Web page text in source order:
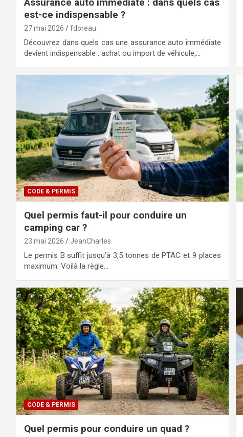
est-ce indispensable ?
27 mai 2026 fdoreau
Découvrez dans quels cas une assurance auto immédiate
devient indispensable : achat ou import de véhicule,…
CODE & PERMIS
Quel permis faut-il pour conduire un
camping car ?
23 mai 2026 JeanCharles
Le permis B suffit jusqu’à 3,5 tonnes de PTAC et 9 places
maximum. Voilà la règle…
CODE & PERMIS
Quel permis pour conduire un quad ?